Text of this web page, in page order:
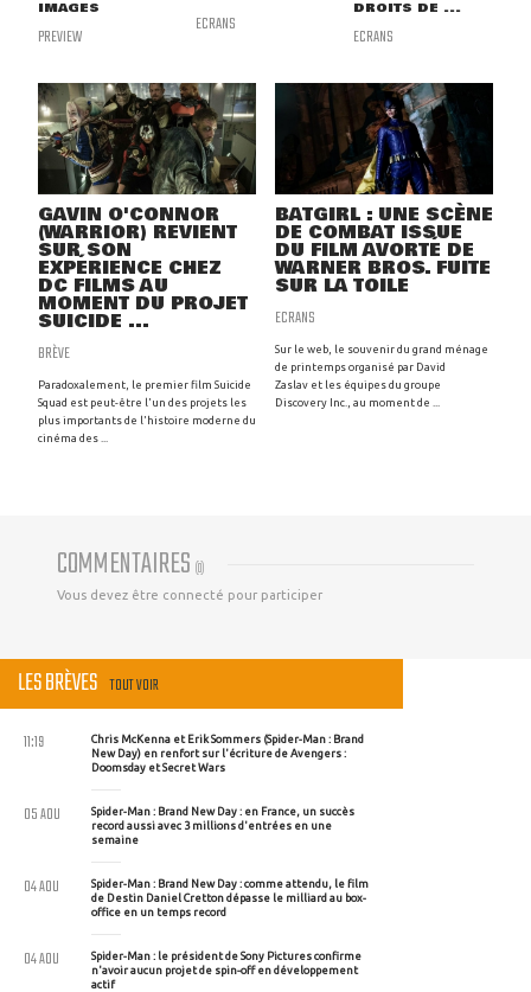
IMAGES
PREVIEW ECRANS
DROITS DE ...
ECRANS
GAVIN O'CONNOR
(WARRIOR) REVIENT
SUR SON
EXPÉRIENCE CHEZ
DC FILMS AU
MOMENT DU PROJET
SUICIDE ...
BRÈVE
Paradoxalement, le premier film Suicide
Squad est peut-être l'un des projets les
plus importants de l'histoire moderne du
cinéma des ...
BATGIRL : UNE SCÈNE
DE COMBAT ISSUE
DU FILM AVORTÉ DE
WARNER BROS. FUITE
SUR LA TOILE
ECRANS
Sur le web, le souvenir du grand ménage
de printemps organisé par David
Zaslav et les équipes du groupe
Discovery Inc., au moment de ...
COMMENTAIRES (0)
Vous devez être connecté pour participer
LES BRÈVES TOUT VOIR
Chris McKenna et Erik Sommers (Spider-Man : Brand
New Day) en renfort sur l'écriture de Avengers :
Doomsday et Secret Wars
11:19
Spider-Man : Brand New Day : en France, un succès
record aussi avec 3 millions d'entrées en une
semaine
05 AOU
Spider-Man : Brand New Day : comme attendu, le film
de Destin Daniel Cretton dépasse le milliard au box-
office en un temps record
04 AOU
Spider-Man : le président de Sony Pictures confirme
n'avoir aucun projet de spin-off en développement
actif
04 AOU